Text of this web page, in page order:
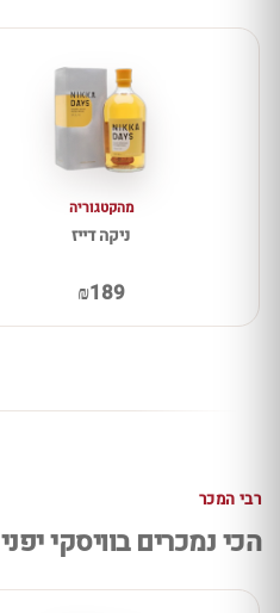
מהקטגוריה
ניקה דייז
₪189
רבי המכר
הכי נמכרים בוויסקי יפני